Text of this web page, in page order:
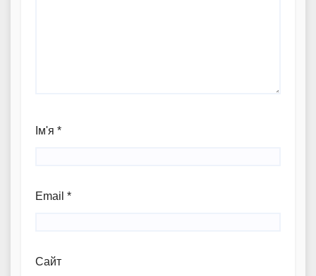
Ім'я *
Email *
Сайт